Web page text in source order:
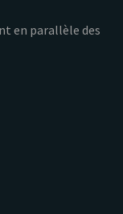
en parallèle des